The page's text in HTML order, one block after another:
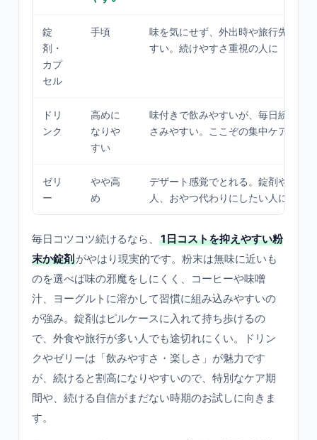
錠
剤・
カプ
セル
手頃
味を気にせず、外出時や旅行先にも
すい。続けやすさ重視の人に
ドリ
ンク
高めに
なりや
すい
味付きで飲みやすいが、毎日続ける
さみやすい。ここぞの集中ケアや贈
ゼリ
ー
やや高
め
デザート感覚でとれる。錠剤や粉末
人、おやつ代わりにしたい人に
毎日コツコツ続けるなら、
1日コストを抑えやすい粉
末か錠剤がやはり現実的です。粉末は無味に近いも
のを選べば味の邪魔をしにくく、コーヒーや味噌
汁、ヨーグルトに溶かして習慣に組み込みやすいの
が強み。錠剤はピルケースに入れて持ち歩けるの
で、外食や旅行が多い人でも途切れにくい。ドリン
クやゼリーは「飲みやすさ・楽しさ」が魅力です
が、続けると割高になりやすいので、特別なケア期
間や、続ける自信がまだない時期のお試しに向きま
す。